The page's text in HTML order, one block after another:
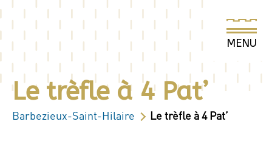
Le trèfle à 4 Pat’
Barbezieux-Saint-Hilaire Le trèfle à 4 Pat’